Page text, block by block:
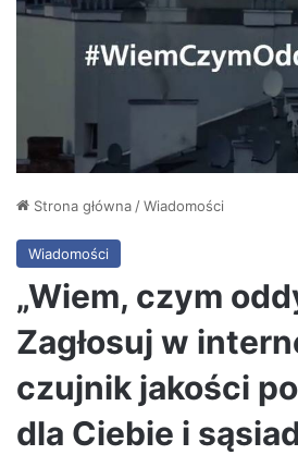
Strona główna/Wiadomości
Wiadomości
„Wiem, czym
Zagłosuj w
czujnik jakości
dla Ciebie i